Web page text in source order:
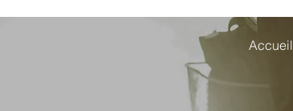
Accueil